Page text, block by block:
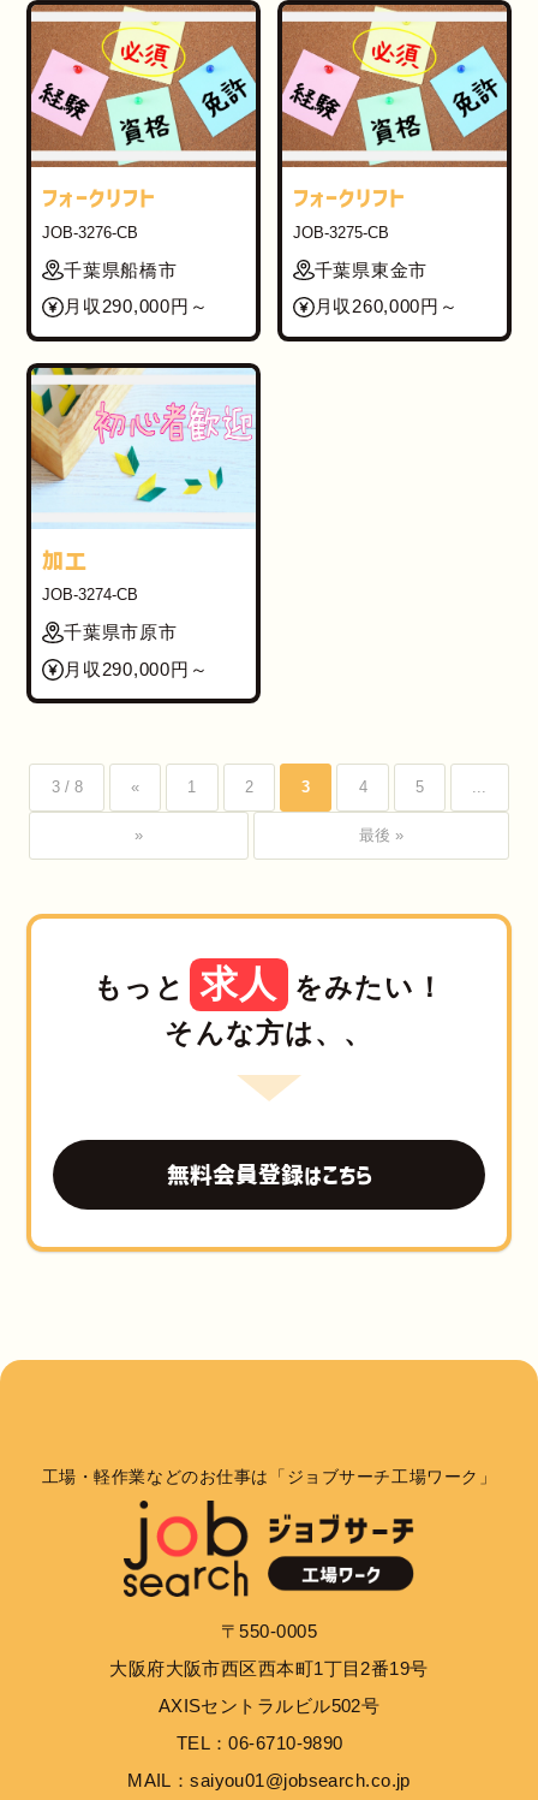
フォークリフト
JOB-3276-CB
千葉県船橋市
月収290,000円～
フォークリフト
JOB-3275-CB
千葉県東金市
月収260,000円～
加工
JOB-3274-CB
千葉県市原市
月収290,000円～
3 / 8 « 1 2 3 4 5 ...
» 最後 »
もっと 求人
をみたい！
そんな方は、、
無料会員登録はこちら
工場・軽作業などのお仕事は「ジョブサーチ工場ワーク」
〒550-0005
大阪府大阪市西区西本町1丁目2番19号
AXISセントラルビル502号
TEL：06-6710-9890
MAIL：saiyou01@jobsearch.co.jp